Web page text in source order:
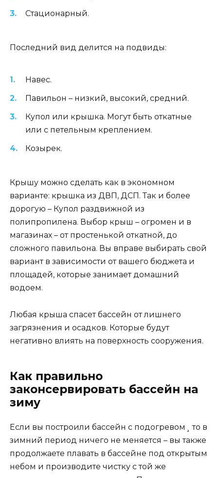
Стационарный.
Последний вид делится на подвиды:
Навес.
Павильон – низкий, высокий, средний.
Купол или крышка. Могут быть откатные
или с петельным креплением.
Козырек.
Крышу можно сделать как в экономном
варианте: крышка из ДВП, ДСП. Так и более
дорогую – Купол раздвижной из
полипропилена. Выбор крыш – огромен и в
магазинах – от простенькой откатной, до
сложного павильона. Вы вправе выбирать свой
вариант в зависимости от вашего бюджета и
площадей, которые занимает домашний
водоем.
Любая крыша спасет бассейн от лишнего
загрязнения и осадков. Которые будут
негативно влиять на поверхность сооружения.
Как правильно
законсервировать бассейн на
зиму
Если вы построили бассейн с подогревом¸ то в
зимний период ничего не меняется – вы также
продолжаете плавать в бассейне под открытым
небом и производите чистку с той же